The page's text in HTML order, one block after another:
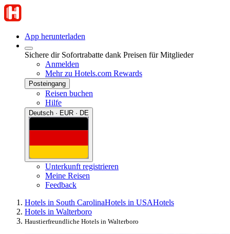
App herunterladen
Sichere dir Sofortrabatte dank Preisen für Mitglieder
Anmelden
Mehr zu Hotels.com Rewards
Posteingang
Reisen buchen
Hilfe
Deutsch · EUR · DE
Unterkunft registrieren
Meine Reisen
Feedback
Hotels in South CarolinaHotels in USAHotels
Hotels in Walterboro
Haustierfreundliche Hotels in Walterboro